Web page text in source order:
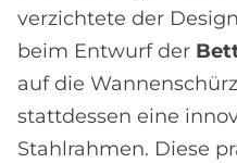
verzichtete der
beim Entwurf der
auf die
stattdessen eine
Stahlrahmen. Diese